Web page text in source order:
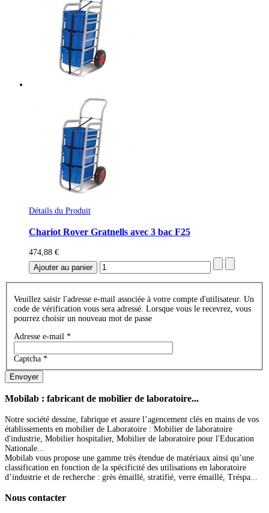
Détails du Produit
Chariot Rover Gratnells avec 3 bac F25
474,88 €
Veuillez saisir l'adresse e-mail associée à votre compte d'utilisateur. Un
code de vérification vous sera adressé. Lorsque vous le recevrez, vous
pourrez choisir un nouveau mot de passe
Adresse e-mail*
Captcha*
Envoyer
Mobilab : fabricant de mobilier de laboratoire...
Notre société dessine, fabrique et assure l’agencement clés en mains de vos
établissements en mobilier de Laboratoire : Mobilier de laboratoire
d'industrie, Mobilier hospitalier, Mobilier de laboratoire pour l'Education
Nationale...
Mobilab vous propose une gamme très étendue de matériaux ainsi qu’une
classification en fonction de la spécificité des utilisations en laboratoire
d’industrie et de recherche : grès émaillé, stratifié, verre émaillé, Tréspa...
Nous contacter